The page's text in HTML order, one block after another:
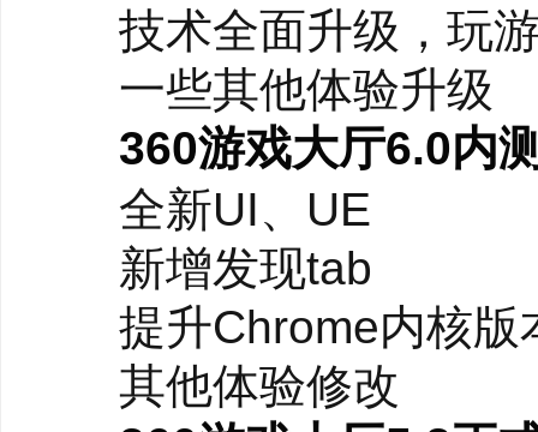
2、版本升级明显
根据最新信息，软件
使用体验更流畅。
3、兼容性更强
新增智能双核模式后
游戏或特殊游戏的兼容
4、福利与推荐丰富
技术全面升级，玩游
一些其他体验升级
360游戏大厅6.0内
全新UI、UE
新增发现tab
提升Chrome内核版
其他体验修改